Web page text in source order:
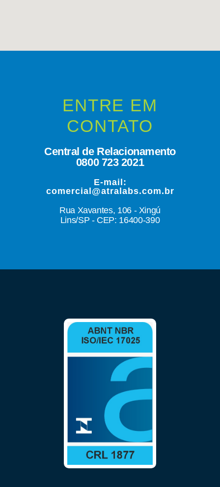
ENTRE EM
CONTATO
Central de Relacionamento
0800 723 2021
E-mail:
comercial@atralabs.com.br
Rua Xavantes, 106 - Xingú
Lins/SP - CEP: 16400-390